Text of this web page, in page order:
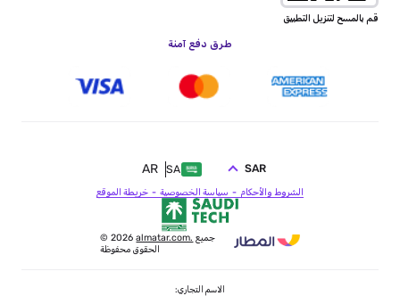
قم بالمسح لتنزيل التطبيق
طرق دفع آمنة
© 2026almatar.com. جميع
الحقوق محفوظة
SA
AR SAR
الشروط والأحكام سياسة الخصوصية خريطة الموقع
الاسم التجاري: